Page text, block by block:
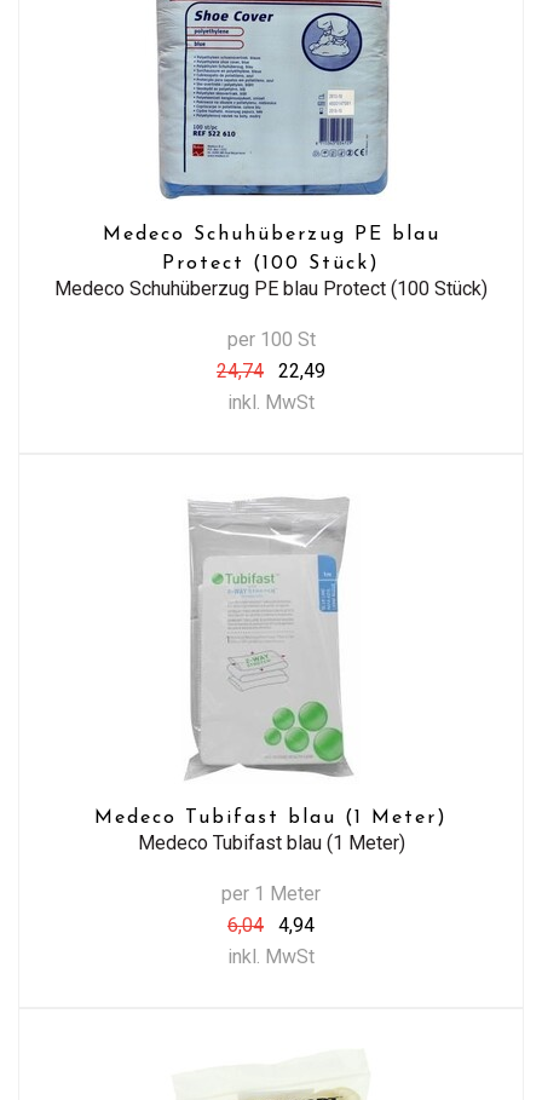
Medeco Schuhüberzug PE blau
Protect (100 Stück)
Medeco Schuhüberzug PE blau Protect (100 Stück)
per 100 St
24,74
22,49
inkl. MwSt
Medeco Tubifast blau (1 Meter)
Medeco Tubifast blau (1 Meter)
per 1 Meter
6,04
4,94
inkl. MwSt